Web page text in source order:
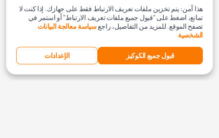
هذا آمن: يتم تخزين ملفات تعريف الارتباط فقط على جهازك. إذا كنت لا
تمانع، اضغط على "قبول جميع ملفات تعريف الارتباط" أو استمر في
تصفح الموقع. للمزيد من التفاصيل، راجعسياسة معالجة البيانات
الشخصية
قبول جميع الكوكيز الإعدادات